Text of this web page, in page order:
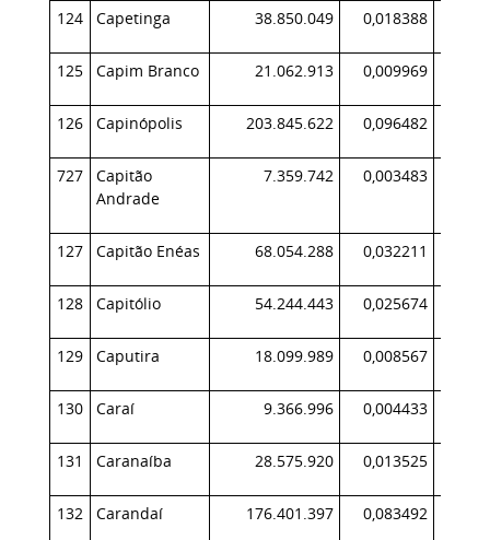
124 Capetinga 38.850.049 0,018388
125 Capim Branco 21.062.913 0,009969
126 Capinópolis 203.845.622 0,096482
727
Capitão
Andrade
7.359.742 0,003483
127 Capitão Enéas 68.054.288 0,032211
128 Capitólio 54.244.443 0,025674
129 Caputira 18.099.989 0,008567
130 Caraí 9.366.996 0,004433
131 Caranaíba 28.575.920 0,013525
132 Carandaí 176.401.397 0,083492